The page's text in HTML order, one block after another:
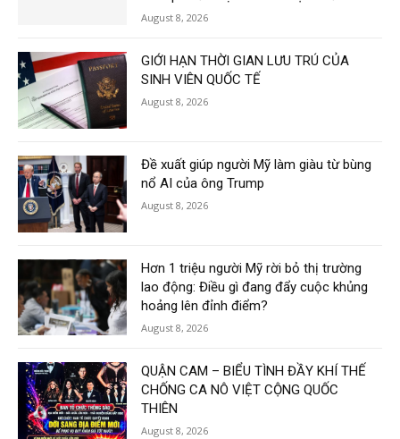
August 8, 2026
GIỚI HẠN THỜI GIAN LƯU TRÚ CỦA
SINH VIÊN QUỐC TẾ
August 8, 2026
Đề xuất giúp người Mỹ làm giàu từ bùng
nổ AI của ông Trump
August 8, 2026
Hơn 1 triệu người Mỹ rời bỏ thị trường
lao động: Điều gì đang đẩy cuộc khủng
hoảng lên đỉnh điểm?
August 8, 2026
QUẬN CAM – BIỂU TÌNH ĐẦY KHÍ THẾ
CHỐNG CA NÔ VIỆT CỘNG QUỐC
THIÊN
August 8, 2026